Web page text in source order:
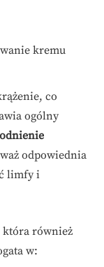
kremu
co
ogólny
odpowiednia
limfy i
która również
w: